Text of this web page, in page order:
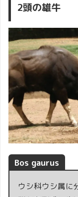
2頭の雄牛
Bos gaurus
ウシ科ウシ属に